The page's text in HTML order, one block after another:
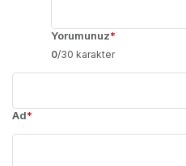
Yorumunuz*
0/30 karakter
Ad*